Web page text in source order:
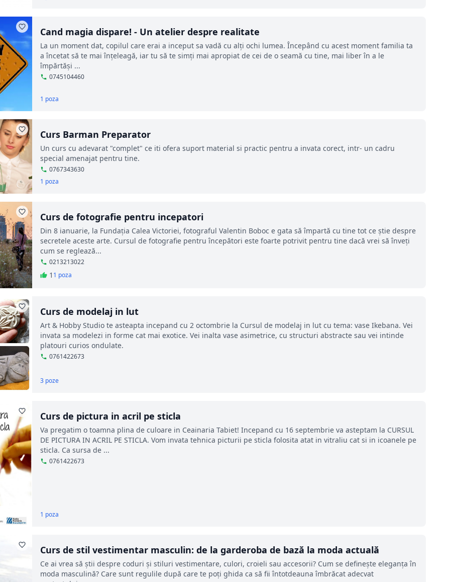
Cand magia dispare! - Un atelier despre realitate
La un moment dat, copilul care erai a inceput sa vadă cu alţi ochi lumea. Începând cu acest moment familia ta
a încetat să te mai înţeleagă, iar tu să te simți mai apropiat de cei de o seamă cu tine, mai liber în a le
împărtăşi ...
0745104460
1 poza
Curs Barman Preparator
Un curs cu adevarat "complet" ce iti ofera suport material si practic pentru a invata corect, intr- un cadru
special amenajat pentru tine.
0767343630
1 poza
Curs de fotografie pentru incepatori
Din 8 ianuarie, la Fundația Calea Victoriei, fotograful Valentin Boboc e gata să împartă cu tine tot ce știe despre
secretele aceste arte. Cursul de fotografie pentru începători este foarte potrivit pentru tine dacă vrei să înveți
cum se reglează...
0213213022
1 1 poza
Curs de modelaj in lut
Art & Hobby Studio te asteapta incepand cu 2 octombrie la Cursul de modelaj in lut cu tema: vase Ikebana. Vei
invata sa modelezi in forme cat mai exotice. Vei inalta vase asimetrice, cu structuri abstracte sau vei intinde
platouri curios ondulate.
0761422673
3 poze
Curs de pictura in acril pe sticla
Va pregatim o toamna plina de culoare in Ceainaria Tabiet! Incepand cu 16 septembrie va asteptam la CURSUL
DE PICTURA IN ACRIL PE STICLA. Vom invata tehnica picturii pe sticla folosita atat in vitraliu cat si in icoanele pe
sticla. Ca sursa de ...
0761422673
1 poza
Curs de stil vestimentar masculin: de la garderoba de bază la moda actuală
Ce ai vrea să ştii despre coduri şi stiluri vestimentare, culori, croieli sau accesorii? Cum se defineşte eleganţa în
moda masculină? Care sunt regulile după care te poţi ghida ca să fii întotdeauna îmbrăcat adecvat